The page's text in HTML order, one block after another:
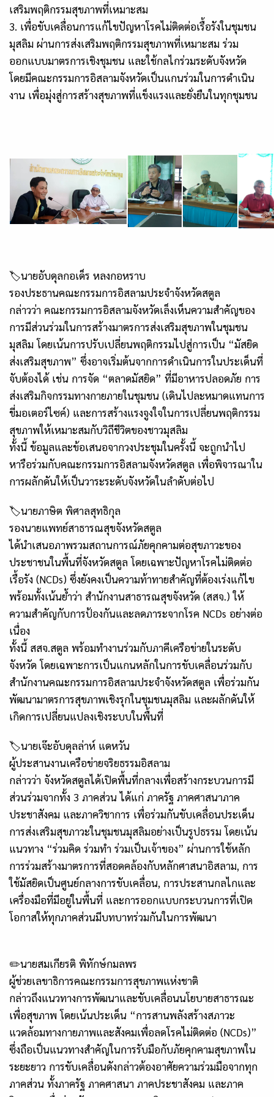
เสริมพฤติกรรมสุขภาพที่เหมาะสม
3. เพื่อขับเคลื่อนการแก้ไขปัญหาโรคไม่ติดต่อเรื้อรังในชุมชน
มุสลิม ผ่านการส่งเสริมพฤติกรรมสุขภาพที่เหมาะสม ร่วม
ออกแบบมาตรการเชิงชุมชน และใช้กลไกร่วมระดับจังหวัด
โดยมีคณะกรรมการอิสลามจังหวัดเป็นแกนร่วมในการดำเนิน
งาน เพื่อมุ่งสู่การสร้างสุขภาพที่แข็งแรงและยั่งยืนในทุกชุมชน
🏷นายอับดุลกอเด็ร หลงกอหราบ
รองประธานคณะกรรมการอิสลามประจำจังหวัดสตูล
กล่าวว่า คณะกรรมการอิสลามจังหวัดเล็งเห็นความสำคัญของ
การมีส่วนร่วมในการสร้างมาตรการส่งเสริมสุขภาพในชุมชน
มุสลิม โดยเน้นการปรับเปลี่ยนพฤติกรรมไปสู่การเป็น “มัสยิด
ส่งเสริมสุขภาพ” ซึ่งอาจเริ่มต้นจากการดำเนินการในประเด็นที่
จับต้องได้ เช่น การจัด “ตลาดมัสยิด” ที่มีอาหารปลอดภัย การ
ส่งเสริมกิจกรรมทางกายภายในชุมชน (เดินไปละหมาดแทนการ
ขี่มอเตอร์ไซค์) และการสร้างแรงจูงใจในการเปลี่ยนพฤติกรรม
สุขภาพให้เหมาะสมกับวิถีชีวิตของชาวมุสลิม
ทั้งนี้ ข้อมูลและข้อเสนอจากวงประชุมในครั้งนี้ จะถูกนำไป
หารือร่วมกับคณะกรรมการอิสลามจังหวัดสตูล เพื่อพิจารณาใน
การผลักดันให้เป็นวาระระดับจังหวัดในลำดับต่อไป
🏷นายภาษิต พิศาลสุทธิกุล
รองนายแพทย์สาธารณสุขจังหวัดสตูล
ได้นำเสนอภาพรวมสถานการณ์ภัยคุกคามต่อสุขภาวะของ
ประชาชนในพื้นที่จังหวัดสตูล โดยเฉพาะปัญหาโรคไม่ติดต่อ
เรื้อรัง (NCDs) ซึ่งยังคงเป็นความท้าทายสำคัญที่ต้องเร่งแก้ไข
พร้อมทั้งเน้นย้ำว่า สำนักงานสาธารณสุขจังหวัด (สสจ.) ให้
ความสำคัญกับการป้องกันและลดภาระจากโรค NCDs อย่างต่อ
เนื่อง
ทั้งนี้ สสจ.สตูล พร้อมทำงานร่วมกับภาคีเครือข่ายในระดับ
จังหวัด โดยเฉพาะการเป็นแกนหลักในการขับเคลื่อนร่วมกับ
สำนักงานคณะกรรมการอิสลามประจำจังหวัดสตูล เพื่อร่วมกัน
พัฒนามาตรการสุขภาพเชิงรุกในชุมชนมุสลิม และผลักดันให้
เกิดการเปลี่ยนแปลงเชิงระบบในพื้นที่
🏷นายเจ๊ะอับดุลล่าห์ แดหวัน
ผู้ประสานงานเครือข่ายจริยธรรมอิสลาม
กล่าวว่า จังหวัดสตูลได้เปิดพื้นที่กลางเพื่อสร้างกระบวนการมี
ส่วนร่วมจากทั้ง 3 ภาคส่วน ได้แก่ ภาครัฐ ภาคศาสนาภาค
ประชาสังคม และภาควิชาการ เพื่อร่วมกันขับเคลื่อนประเด็น
การส่งเสริมสุขภาวะในชุมชนมุสลิมอย่างเป็นรูปธรรม โดยเน้น
แนวทาง “ร่วมคิด ร่วมทำ ร่วมเป็นเจ้าของ” ผ่านการใช้หลัก
การร่วมสร้างมาตรการที่สอดคล้องกับหลักศาสนาอิสลาม, การ
ใช้มัสยิดเป็นศูนย์กลางการขับเคลื่อน, การประสานกลไกและ
เครื่องมือที่มีอยู่ในพื้นที่ และการออกแบบกระบวนการที่เปิด
โอกาสให้ทุกภาคส่วนมีบทบาทร่วมกันในการพัฒนา
✏️นายสมเกียรติ พิทักษ์กมลพร
ผู้ช่วยเลขาธิการคณะกรรมการสุขภาพแห่งชาติ
กล่าวถึงแนวทางการพัฒนาและขับเคลื่อนนโยบายสาธารณะ
เพื่อสุขภาพ โดยเน้นประเด็น “การสานพลังสร้างสภาวะ
แวดล้อมทางกายภาพและสังคมเพื่อลดโรคไม่ติดต่อ (NCDs)”
ซึ่งถือเป็นแนวทางสำคัญในการรับมือกับภัยคุกคามสุขภาพใน
ระยะยาว การขับเคลื่อนดังกล่าวต้องอาศัยความร่วมมือจากทุก
ภาคส่วน ทั้งภาครัฐ ภาคศาสนา ภาคประชาสังคม และภาค